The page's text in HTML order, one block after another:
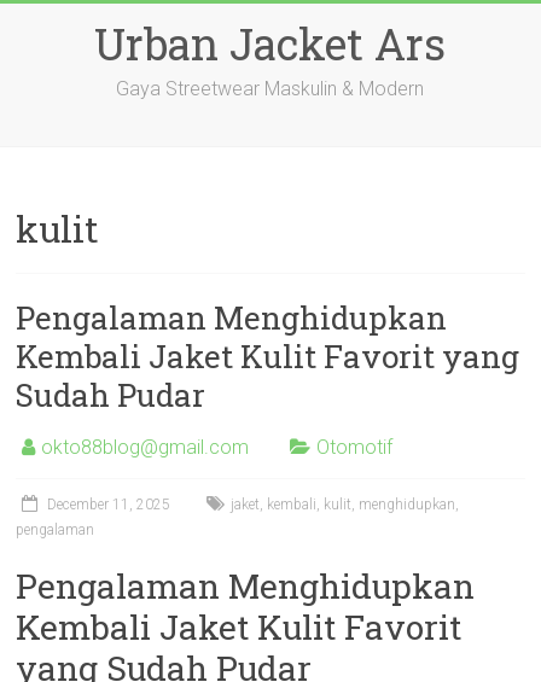
Urban Jacket Ars
Gaya Streetwear Maskulin & Modern
kulit
Pengalaman Menghidupkan
Kembali Jaket Kulit Favorit yang
Sudah Pudar
okto88blog@gmail.com Otomotif
December 11, 2025 jaket, kembali, kulit, menghidupkan,
pengalaman
Pengalaman Menghidupkan
Kembali Jaket Kulit Favorit
yang Sudah Pudar